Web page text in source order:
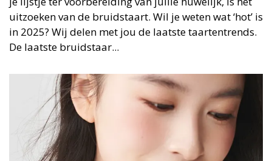
uitzoeken van de bruidstaart. Wil je weten wat ‘hot’ is
in 2025? Wij delen met jou de laatste taartentrends.
De laatste bruidstaar...